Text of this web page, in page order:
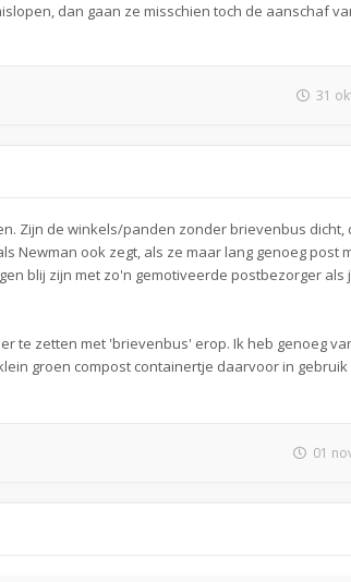
dan gaan ze misschien toch de aanschaf
31
Zijn de winkels/panden zonder brievenbus dicht,
Newman ook zegt, als ze maar lang genoeg post
blij zijn met zo'n gemotiveerde postbezorger als
te zetten met 'brievenbus' erop. Ik heb genoeg
groen compost containertje daarvoor in
01